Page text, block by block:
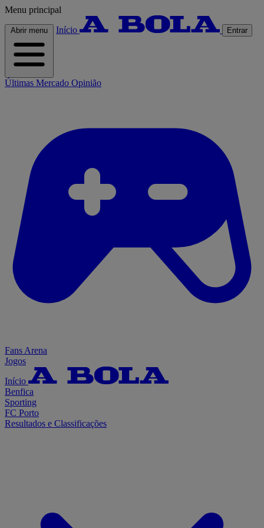
Menu principal
Abrir menu Início Entrar
Últimas Mercado Opinião
Fans Arena
Jogos
Início
Benfica
Sporting
FC Porto
Resultados e Classificações